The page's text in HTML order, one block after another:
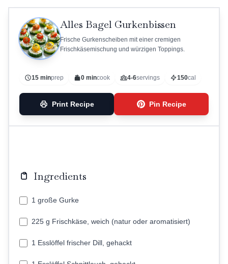
Alles Bagel Gurkenbissen
Frische Gurkenscheiben mit einer cremigen
Frischkäsemischung und würzigen Toppings.
15 minprep 0 mincook 4-6servings 150cal
Print Recipe Pin Recipe
Ingredients
1 große Gurke
225 g Frischkäse, weich (natur oder aromatisiert)
1 Esslöffel frischer Dill, gehackt